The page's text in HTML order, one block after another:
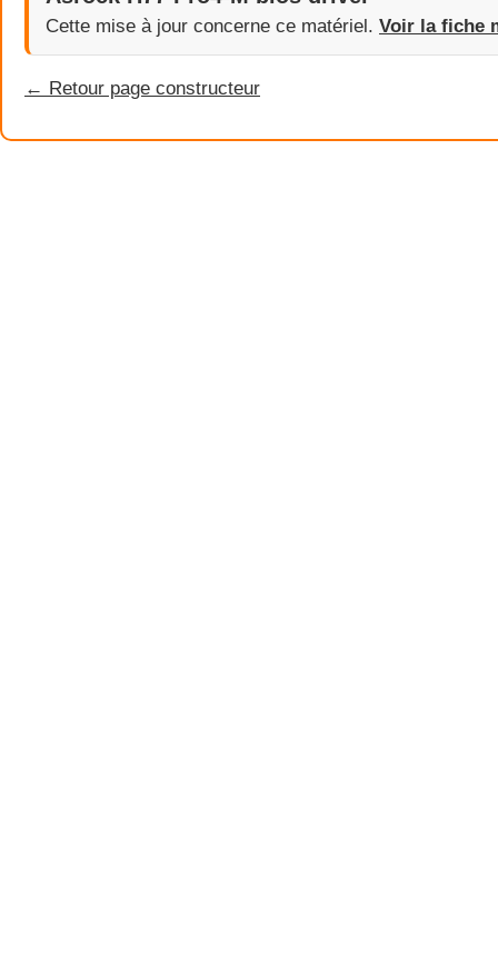
Cette mise à jour concerne ce matériel. Voir la fiche
← Retour page constructeur